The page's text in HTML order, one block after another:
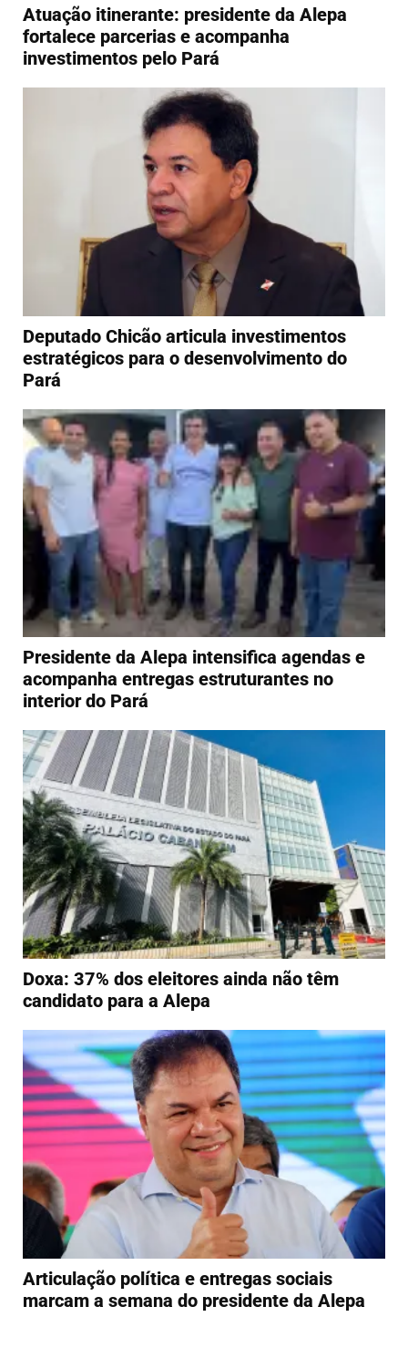
Atuação itinerante: presidente da Alepa
fortalece parcerias e acompanha
investimentos pelo Pará
Deputado Chicão articula investimentos
estratégicos para o desenvolvimento do
Pará
Presidente da Alepa intensifica agendas e
acompanha entregas estruturantes no
interior do Pará
Doxa: 37% dos eleitores ainda não têm
candidato para a Alepa
Articulação política e entregas sociais
marcam a semana do presidente da Alepa